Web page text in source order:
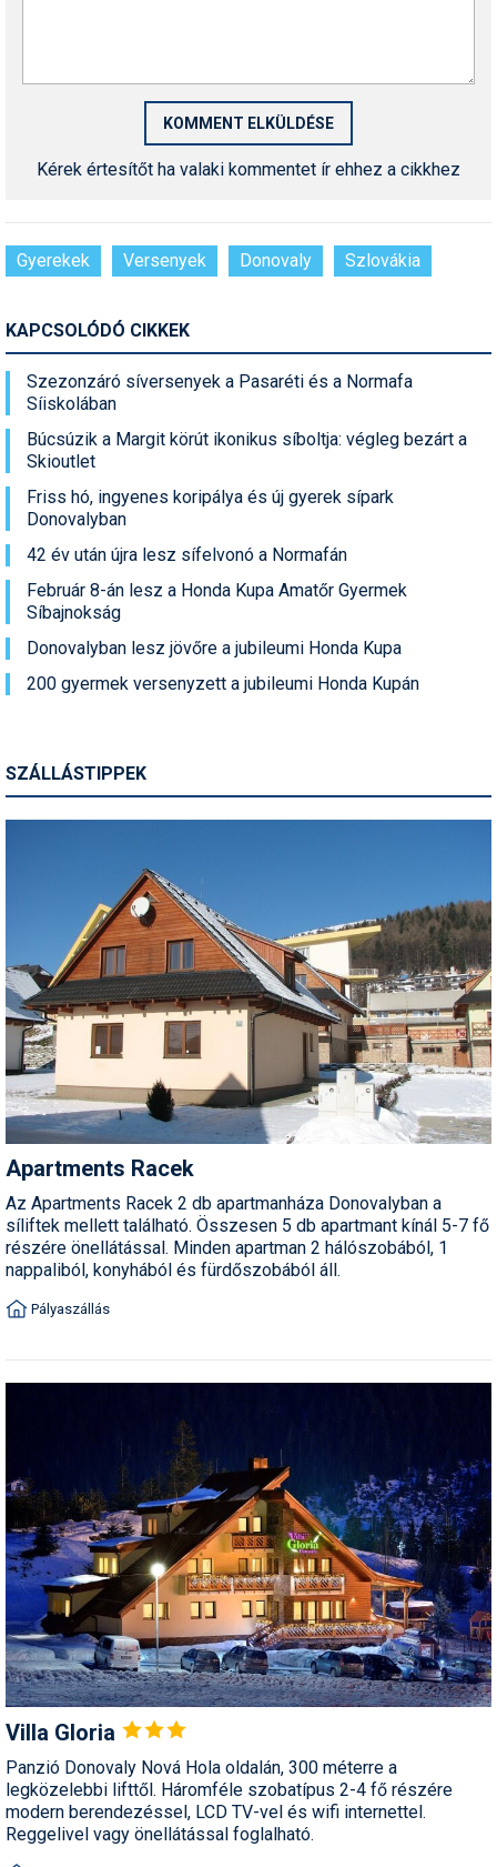
Kérek értesítőt ha valaki kommentet ír ehhez a cikkhez
Gyerekek Versenyek Donovaly Szlovákia
KAPCSOLÓDÓ CIKKEK
Szezonzáró síversenyek a Pasaréti és a Normafa
Síiskolában
Búcsúzik a Margit körút ikonikus síboltja: végleg bezárt a
Skioutlet
Friss hó, ingyenes koripálya és új gyerek sípark
Donovalyban
42 év után újra lesz sífelvonó a Normafán
Február 8-án lesz a Honda Kupa Amatőr Gyermek
Síbajnokság
Donovalyban lesz jövőre a jubileumi Honda Kupa
200 gyermek versenyzett a jubileumi Honda Kupán
SZÁLLÁSTIPPEK
Apartments Racek
Az Apartments Racek 2 db apartmanháza Donovalyban a
síliftek mellett található. Összesen 5 db apartmant kínál 5-7 fő
részére önellátással. Minden apartman 2 hálószobából, 1
nappaliból, konyhából és fürdőszobából áll.
Pályaszállás
Villa Gloria
Panzió Donovaly Nová Hola oldalán, 300 méterre a
legközelebbi lifttől. Háromféle szobatípus 2-4 fő részére
modern berendezéssel, LCD TV-vel és wifi internettel.
Reggelivel vagy önellátással foglalható.